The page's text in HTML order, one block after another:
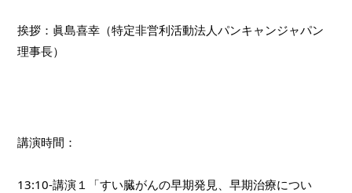
挨拶：眞島喜幸（特定非営利活動法人パンキャンジャパン
理事長）
講演時間：
13:10-講演１「すい臓がんの早期発見、早期治療につい